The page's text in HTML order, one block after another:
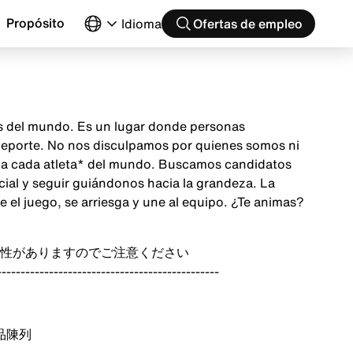
Propósito Idioma Ofertas de empleo
del mundo. Es un lugar donde personas
No nos disculpamos por quienes somos ni
cada atleta* del mundo. Buscamos candidatos
y seguir guiándonos hacia la grandeza. La
juego, se arriesga y une al equipo. ¿Te animas?
がありますのでご注意ください
陳列